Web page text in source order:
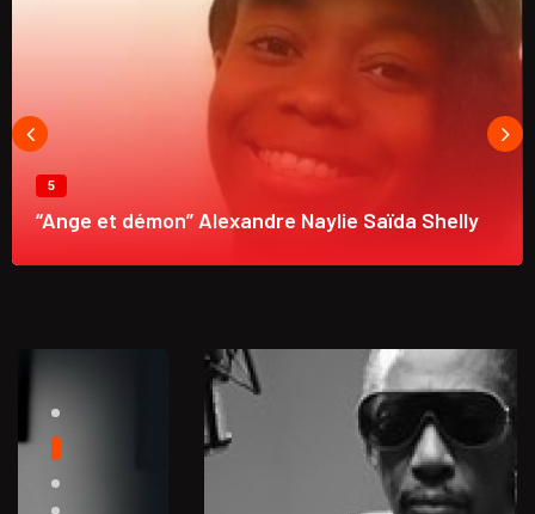
5
“Ange et démon” Alexandre Naylie Saïda Shelly